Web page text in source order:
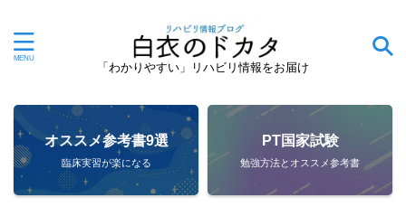
「わかりやすい」リハビリ情報をお届け
オススメ参考書9選
臨床実習が楽になる
PT国家試験
勉強方法とオススメ参考書